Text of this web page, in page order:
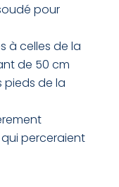
pour
à celles de la
de 50 cm
pieds de la
perceraient